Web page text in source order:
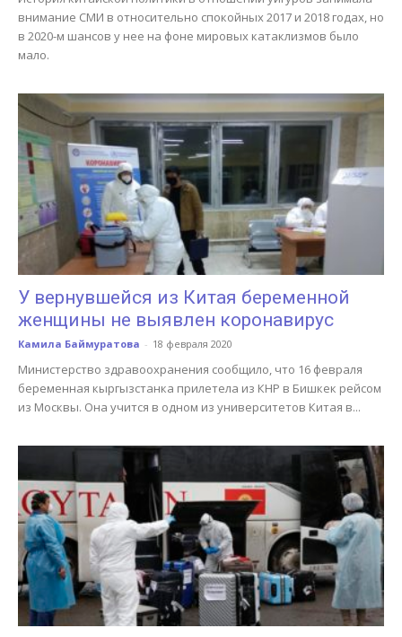
внимание СМИ в относительно спокойных 2017 и 2018 годах, но
в 2020-м шансов у нее на фоне мировых катаклизмов было
мало.
У вернувшейся из Китая беременной
женщины не выявлен коронавирус
Камила Баймуратова - 18 февраля 2020
Министерство здравоохранения сообщило, что 16 февраля
беременная кыргызстанка прилетела из КНР в Бишкек рейсом
из Москвы. Она учится в одном из университетов Китая в...